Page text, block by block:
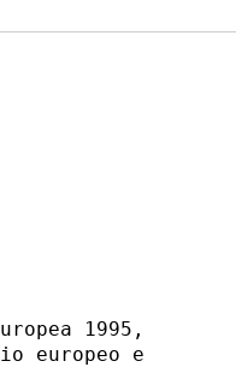
1995,
europeo e